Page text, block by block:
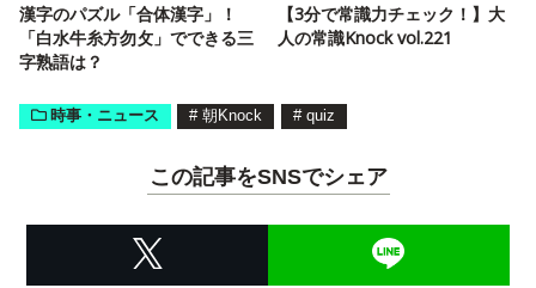
漢字のパズル「合体漢字」！
「白水牛糸方勿攵」でできる三
字熟語は？
【3分で常識力チェック！】大
人の常識Knock vol.221
時事・ニュース # 朝Knock # quiz
この記事をSNSでシェア